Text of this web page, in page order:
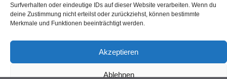
Surfverhalten oder eindeutige IDs auf dieser Website verarbeiten. Wenn du
deine Zustimmung nicht erteilst oder zurückziehst, können bestimmte
Merkmale und Funktionen beeinträchtigt werden.
Akzeptieren
Ablehnen